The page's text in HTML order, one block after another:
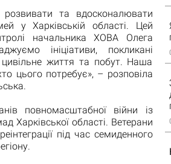
та вдосконалювати
у Харківській області. Цей
начальника ХОВА Олега
ініціативи, покликані
цивільне життя та побут. Наша
цього потребує», – розповіла
повномасштабної війни із
Харківської області. Ветерани
під час семиденного